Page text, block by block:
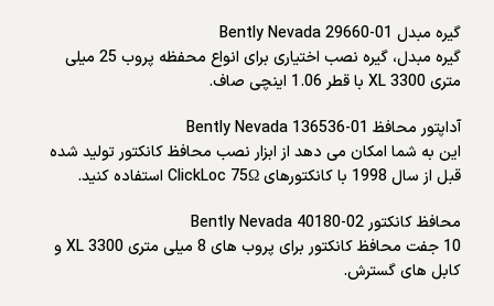
گیره مبدل Bently Nevada 29660-01
گیره مبدل، گیره نصب اختیاری برای انواع محفظه پروب 25 میلی
متری 3300 XL با قطر 1.06 اینچی صاف.
آداپتور محافظ Bently Nevada 136536-01
این به شما امکان می دهد از ابزار نصب محافظ کانکتور تولید شده
قبل از سال 1998 با کانکتورهای ClickLoc 75Ω استفاده کنید.
محافظ کانکتور Bently Nevada 40180-02
10 جفت محافظ کانکتور برای پروب های 8 میلی متری 3300 XL و
کابل های گسترش.